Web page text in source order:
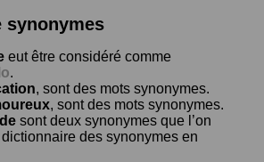
synonymes
eut être considéré comme
.
, sont des mots synonymes.
, sont des mots synonymes.
sont deux synonymes que l’on
des synonymes en